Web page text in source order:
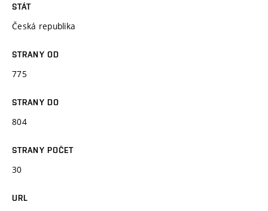
STÁT
Česká republika
STRANY OD
775
STRANY DO
804
STRANY POČET
30
URL